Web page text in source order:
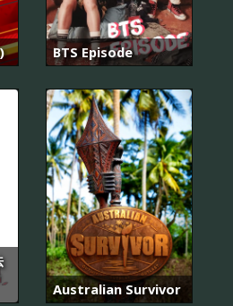
BTS Episode
Australian Survivor